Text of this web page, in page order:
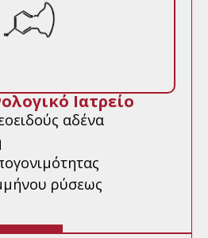
Ιατρείο
αδένα
ρύσεως